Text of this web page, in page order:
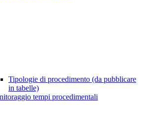
Tipologie di procedimento (da pubblicare
in tabelle)
tempi procedimentali